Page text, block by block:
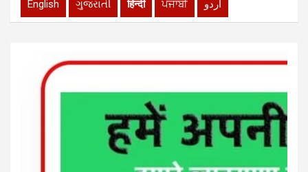
English ગુજરાતી हिन्दी ਪੰਜਾਬੀ اردو